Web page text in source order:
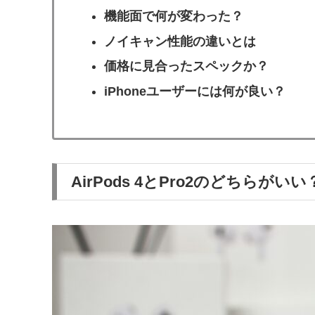
機能面で何が変わった？
ノイキャン性能の違いとは
価格に見合ったスペックか？
iPhoneユーザーには何が良い？
AirPods 4とPro2のどちらがいい